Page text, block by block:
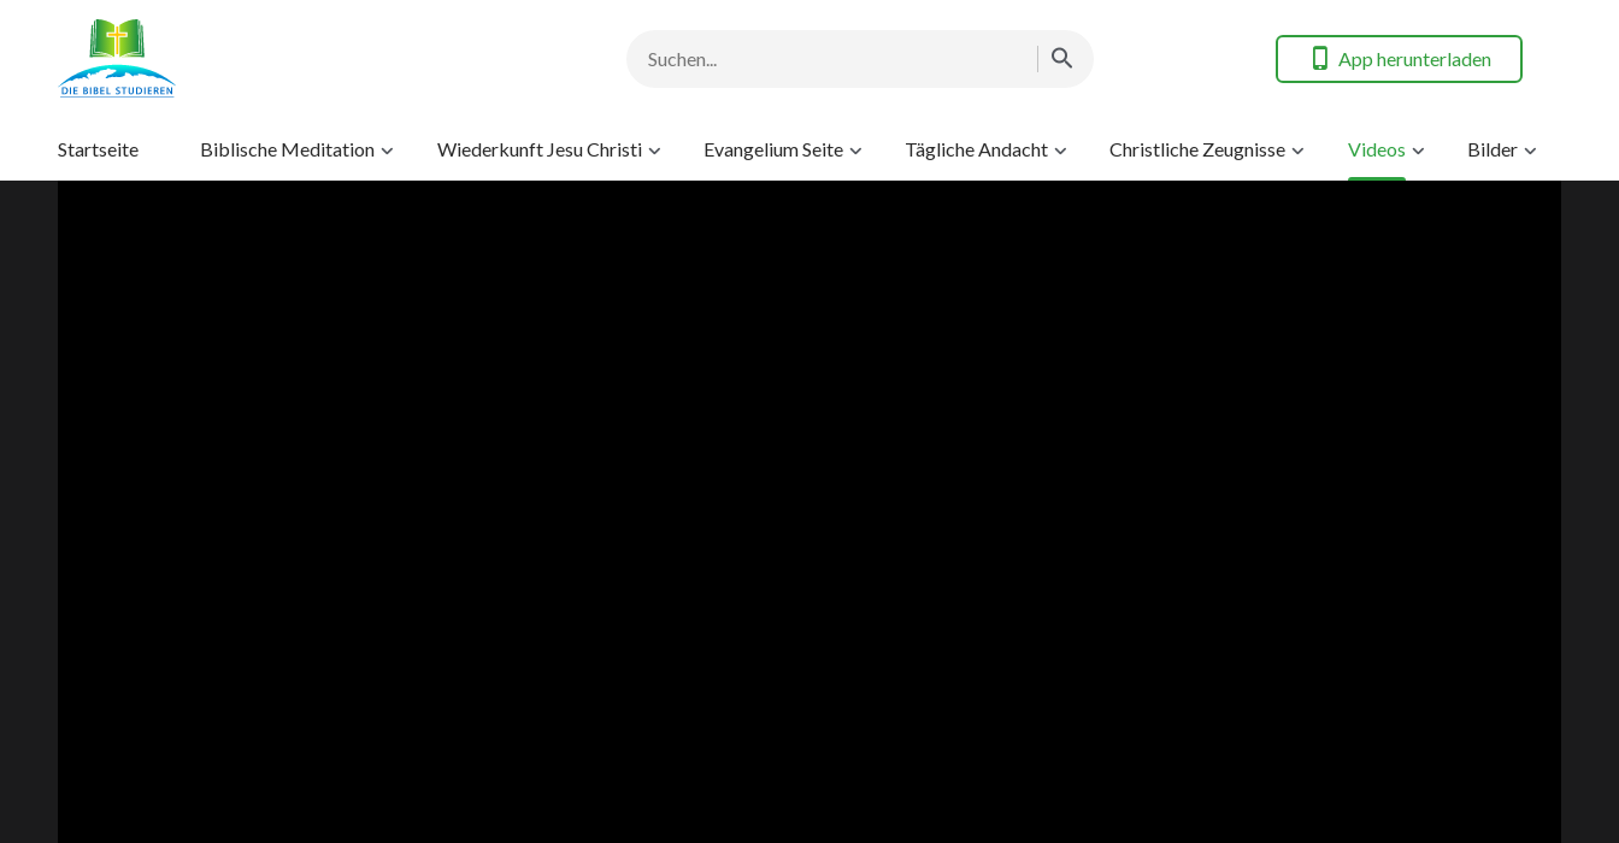
App herunterladen
Startseite Biblische Meditation Wiederkunft Jesu Christi Evangelium Seite Tägliche Andacht Christliche Zeugnisse Videos Bilder